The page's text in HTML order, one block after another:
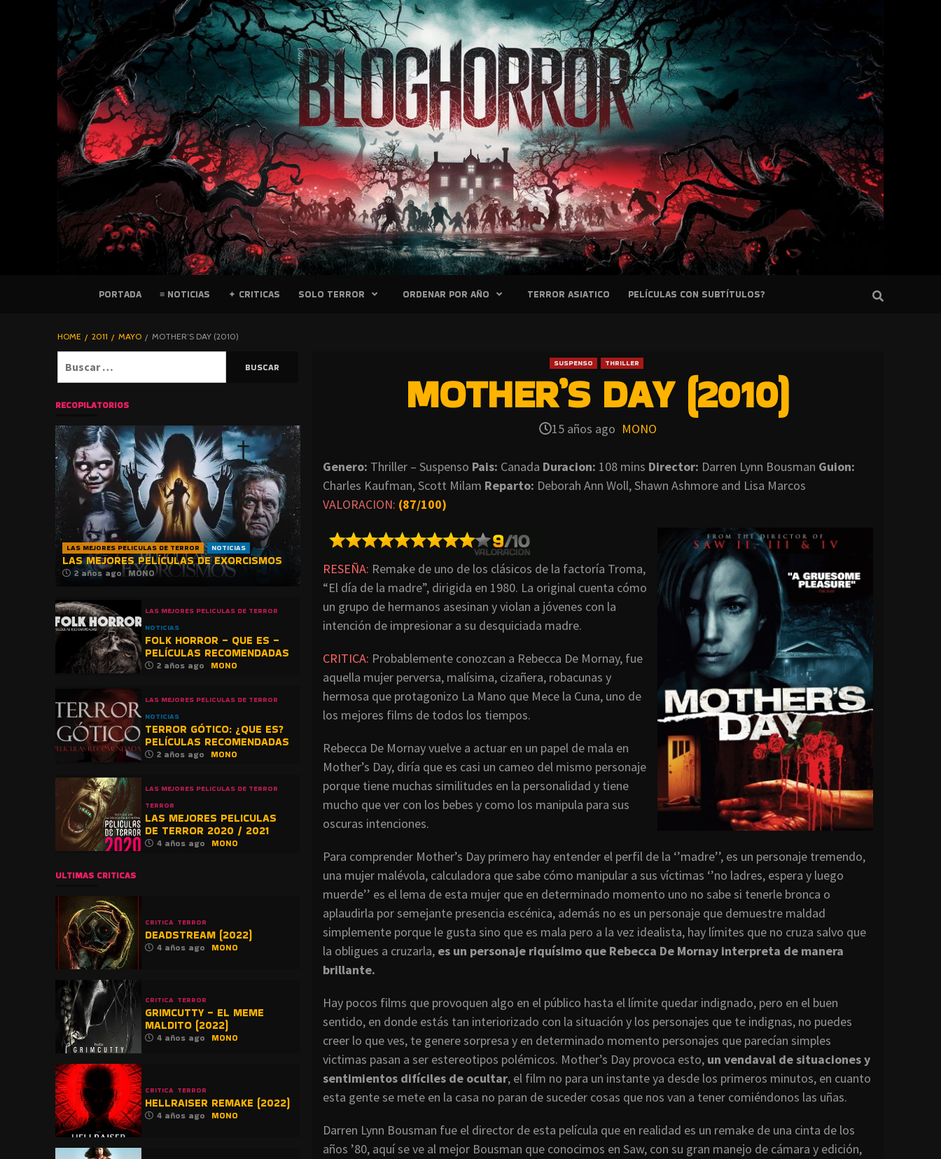
PELICULAS
BLOGHORROR
⋆
PORTADA ≡ NOTICIAS ✦ CRITICAS SOLO TERROR ORDENAR POR AÑO TERROR ASIATICO PELÍCULAS CON SUBTÍTULOS?
HOME 2011 MAYO MOTHER’S DAY (2010)
SUSPENSO THRILLER
MOTHER’S DAY (2010)
15 años ago MONO
Genero: Thriller – Suspenso Pais: Canada Duracion: 108 mins Director: Darren Lynn Bousman Guion:
Charles Kaufman, Scott Milam Reparto: Deborah Ann Woll, Shawn Ashmore and Lisa Marcos
VALORACION: (87/100)
RESEÑA: Remake de uno de los clásicos de la factoría Troma,
“El día de la madre”, dirigida en 1980. La original cuenta cómo
un grupo de hermanos asesinan y violan a jóvenes con la
intención de impresionar a su desquiciada madre.
CRITICA: Probablemente conozcan a Rebecca De Mornay, fue
aquella mujer perversa, malísima, cizañera, robacunas y
hermosa que protagonizo La Mano que Mece la Cuna, uno de
los mejores films de todos los tiempos.
Rebecca De Mornay vuelve a actuar en un papel de mala en
Mother’s Day, diría que es casi un cameo del mismo personaje
porque tiene muchas similitudes en la personalidad y tiene
mucho que ver con los bebes y como los manipula para sus
oscuras intenciones.
Para comprender Mother’s Day primero hay entender el perfil de la ‘’madre’’, es un personaje tremendo,
una mujer malévola, calculadora que sabe cómo manipular a sus víctimas ‘’no ladres, espera y luego
muerde’’ es el lema de esta mujer que en determinado momento uno no sabe si tenerle bronca o
aplaudirla por semejante presencia escénica, además no es un personaje que demuestre maldad
simplemente porque le gusta sino que es mala pero a la vez idealista, hay límites que no cruza salvo que
la obligues a cruzarla, es un personaje riquísimo que Rebecca De Mornay interpreta de manera
brillante.
Hay pocos films que provoquen algo en el público hasta el límite quedar indignado, pero en el buen
sentido, en donde estás tan interiorizado con la situación y los personajes que te indignas, no puedes
creer lo que ves, te genere sorpresa y en determinado momento personajes que parecían simples
victimas pasan a ser estereotipos polémicos. Mother’s Day provoca esto, un vendaval de situaciones y
sentimientos difíciles de ocultar, el film no para un instante ya desde los primeros minutos, en cuanto
esta gente se mete en la casa no paran de suceder cosas que nos van a tener comiéndonos las uñas.
Darren Lynn Bousman fue el director de esta película que en realidad es un remake de una cinta de los
años ’80, aquí se ve al mejor Bousman que conocimos en Saw, con su gran manejo de cámara y edición,
RECOPILATORIOS
LAS MEJORES PELICULAS DE TERROR NOTICIAS
LAS MEJORES PELÍCULAS DE EXORCISMOS
2 años ago MONO
LAS MEJORES PELICULAS DE TERROR
NOTICIAS
FOLK HORROR – QUE ES –
PELÍCULAS RECOMENDADAS
2 años ago MONO
LAS MEJORES PELICULAS DE TERROR
NOTICIAS
TERROR GÓTICO: ¿QUE ES?
PELÍCULAS RECOMENDADAS
2 años ago MONO
LAS MEJORES PELICULAS DE TERROR
TERROR
LAS MEJORES PELICULAS
DE TERROR 2020 / 2021
4 años ago MONO
ULTIMAS CRITICAS
CRITICA TERROR
DEADSTREAM (2022)
4 años ago MONO
CRITICA TERROR
GRIMCUTTY – EL MEME
MALDITO (2022)
4 años ago MONO
CRITICA TERROR
HELLRAISER REMAKE (2022)
4 años ago MONO